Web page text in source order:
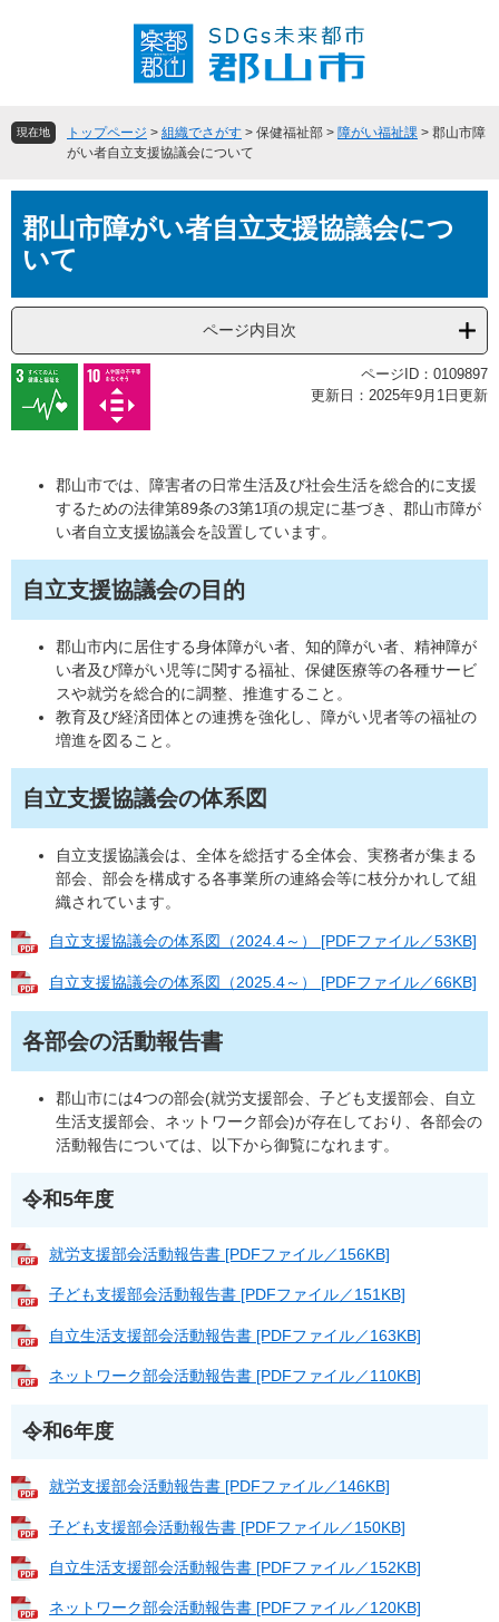
頭
飛現在地 トップページ > 組織でさがす > 保健福祉部 > 障がい福祉課 > 郡山市障
がい者自立支援協議会について
文郡山市障がい者自立支援協議会につ
いて
ページ内目次
ページID：0109897
更新日：2025年9月1日更新
郡山市では、障害者の日常生活及び社会生活を総合的に支援
するための法律第89条の3第1項の規定に基づき、郡山市障が
い者自立支援協議会を設置しています。
自立支援協議会の目的
郡山市内に居住する身体障がい者、知的障がい者、精神障が
い者及び障がい児等に関する福祉、保健医療等の各種サービ
スや就労を総合的に調整、推進すること。
教育及び経済団体との連携を強化し、障がい児者等の福祉の
増進を図ること。
自立支援協議会の体系図
自立支援協議会は、全体を総括する全体会、実務者が集まる
部会、部会を構成する各事業所の連絡会等に枝分かれして組
織されています。
自立支援協議会の体系図（2024.4～） [PDFファイル／53KB]
自立支援協議会の体系図（2025.4～） [PDFファイル／66KB]
各部会の活動報告書
郡山市には4つの部会(就労支援部会、子ども支援部会、自立
生活支援部会、ネットワーク部会)が存在しており、各部会の
活動報告については、以下から御覧になれます。
令和5年度
就労支援部会活動報告書 [PDFファイル／156KB]
子ども支援部会活動報告書 [PDFファイル／151KB]
自立生活支援部会活動報告書 [PDFファイル／163KB]
ネットワーク部会活動報告書 [PDFファイル／110KB]
令和6年度
就労支援部会活動報告書 [PDFファイル／146KB]
子ども支援部会活動報告書 [PDFファイル／150KB]
自立生活支援部会活動報告書 [PDFファイル／152KB]
ネットワーク部会活動報告書 [PDFファイル／120KB]